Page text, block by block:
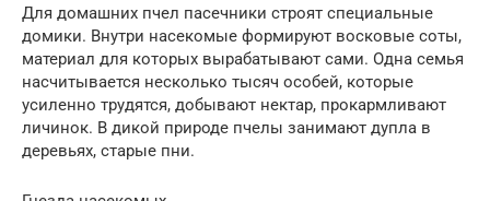
Для домашних пчел пасечники строят специальные
домики. Внутри насекомые формируют восковые соты,
материал для которых вырабатывают сами. Одна семья
насчитывается несколько тысяч особей, которые
усиленно трудятся, добывают нектар, прокармливают
личинок. В дикой природе пчелы занимают дупла в
деревьях, старые пни.